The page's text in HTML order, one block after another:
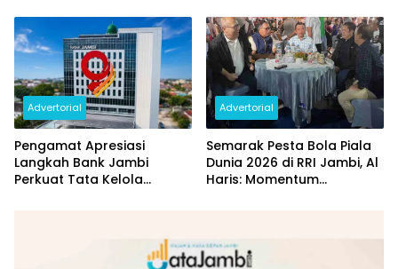
Rp144 Miliar
Advertorial
Pengamat Apresiasi
Langkah Bank Jambi
Perkuat Tata Kelola
Advertorial
Semarak Pesta Bola Piala
Dunia 2026 di RRI Jambi, Al
Haris: Momentum